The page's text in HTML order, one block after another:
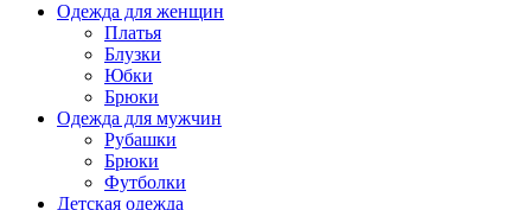
Одежда для женщин
Платья
Блузки
Юбки
Брюки
Одежда для мужчин
Рубашки
Брюки
Футболки
Детская одежда